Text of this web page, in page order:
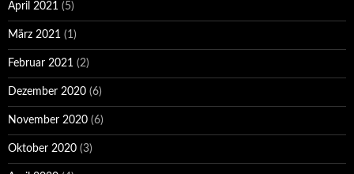
April 2021 (5)
März 2021 (1)
Februar 2021 (2)
Dezember 2020 (6)
November 2020 (6)
Oktober 2020 (3)